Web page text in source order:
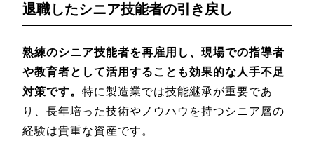
退職したシニア技能者の引き戻し
熟練のシニア技能者を再雇用し、現場での指導者
や教育者として活用することも効果的な人手不足
対策です。 特に製造業では技能継承が重要であ
り、長年培った技術やノウハウを持つシニア層の
経験は貴重な資産です。